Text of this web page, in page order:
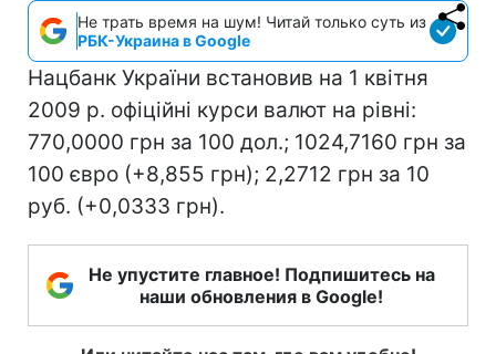
Не трать время на шум! Читай только суть из
РБК-Украина в Google
Нацбанк України встановив на 1 квітня
2009 р. офіційні курси валют на рівні:
770,0000 грн за 100 дол.; 1024,7160 грн за
100 євро (+8,855 грн); 2,2712 грн за 10
руб. (+0,0333 грн).
Не упустите главное! Подпишитесь на
наши обновления в Google!